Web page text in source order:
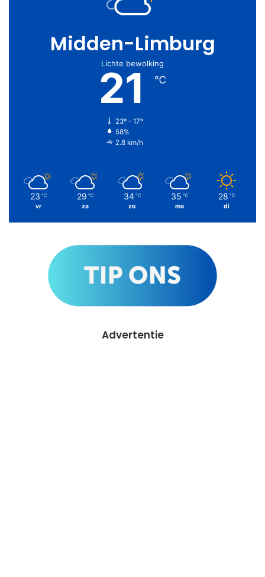
Midden-Limburg
Lichte bewolking
21 ℃
23º - 17º
58%
2.8 km/h
23 ℃
vr
29 ℃
za
34 ℃
zo
35 ℃
ma
28 ℃
di
Advertentie